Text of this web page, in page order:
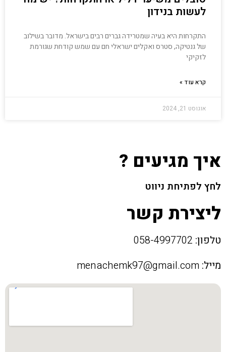
לעשות בנידון
התקרחות היא בעיה שמטרידה גברים רבים בישראל. מדובר בשילוב
של גנטיקה, סטרס ואקלים ישראלי חם עם שמש קודחת שגורמת
לזקיקי
קרא עוד »
אוגוסט 21, 2024
איך מגיעים ?
לחץ לפתיחת ניווט
ליצירת קשר
טלפון:
מייל: menachemk97@gmail.com